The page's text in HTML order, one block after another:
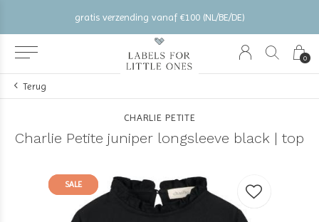
0
gratis verzending vanaf €100 (NL/BE/DE)
Terug
CHARLIE PETITE
Charlie Petite juniper longsleeve black | top
SALE
SALE